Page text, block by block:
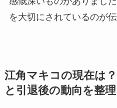
を大切にされているのが
江角マキコの現在は
と引退後の動向を整理